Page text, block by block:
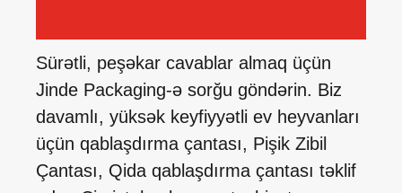
Sürətli, peşəkar cavablar almaq üçün
Jinde Packaging-ə sorğu göndərin. Biz
davamlı, yüksək keyfiyyətli ev heyvanları
üçün qablaşdırma çantası, Pişik Zibil
Çantası, Qida qablaşdırma çantası təklif